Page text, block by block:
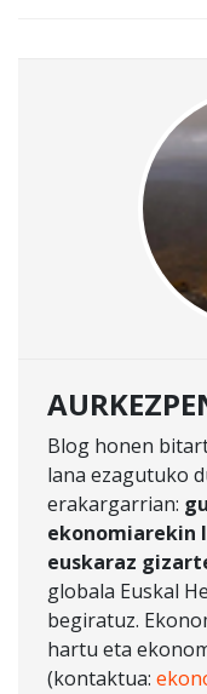
Blog honen
lana ezagutuko
erakargarrian:
euskaraz
globala Euskal
begiratuz.
hartu eta
(kontaktua: